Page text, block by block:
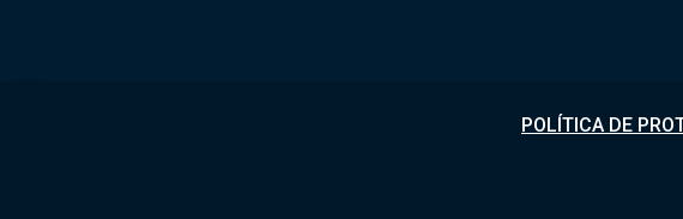
POLÍTICA DE